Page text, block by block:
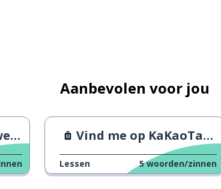
Aanbevolen voor jou
Vind me op KaKaoTalk!
Lessen 5 woorden/zinnen